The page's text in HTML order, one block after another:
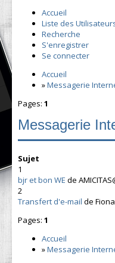
Accueil
Liste des
Recherche
S'enregistrer
Se connecter
Accueil
»Messagerie
Pages: 1
Messagerie
Sujet
1
bjr et bon WE de
2
Transfert d'e-mail de
Pages: 1
Accueil
»Messagerie